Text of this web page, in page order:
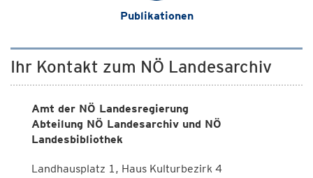
Publikationen
Ihr Kontakt zum NÖ Landesarchiv
Amt der NÖ Landesregierung
Abteilung NÖ Landesarchiv und NÖ
Landesbibliothek
Landhausplatz 1, Haus Kulturbezirk 4